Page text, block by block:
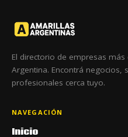
El directorio de empresas
Argentina. Encontrá negocios,
profesionales cerca tuyo.
NAVEGACIÓN
Inicio